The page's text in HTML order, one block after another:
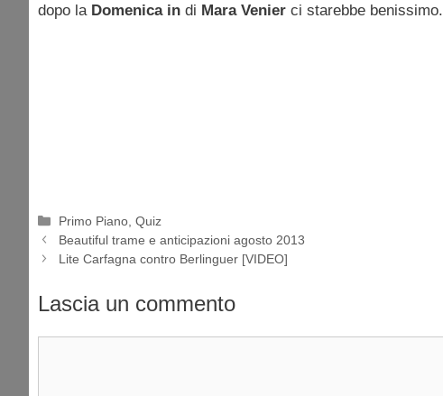
dopo la Domenica in di Mara Venier ci starebbe benissimo.
Categorie
Primo Piano ,Quiz
Beautiful trame e anticipazioni agosto 2013
Lite Carfagna contro Berlinguer [VIDEO]
Lascia un commento